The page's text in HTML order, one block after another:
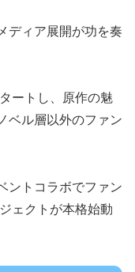
ディア展開が功を奏
ートし、原作の魅
ベル層以外のファン
ントコラボでファン
ェクトが本格始動